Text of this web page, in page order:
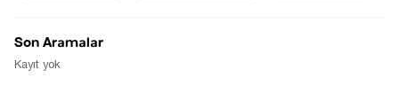
Son Aramalar
Kayıt yok